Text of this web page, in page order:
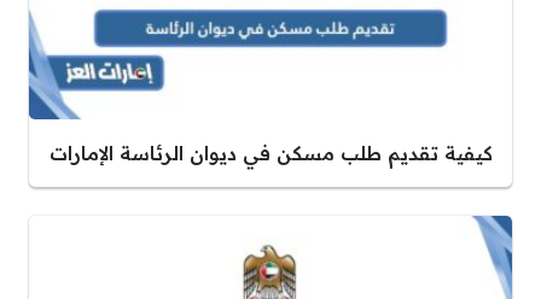
كيفية تقديم طلب مسكن في ديوان الرئاسة الإمارات